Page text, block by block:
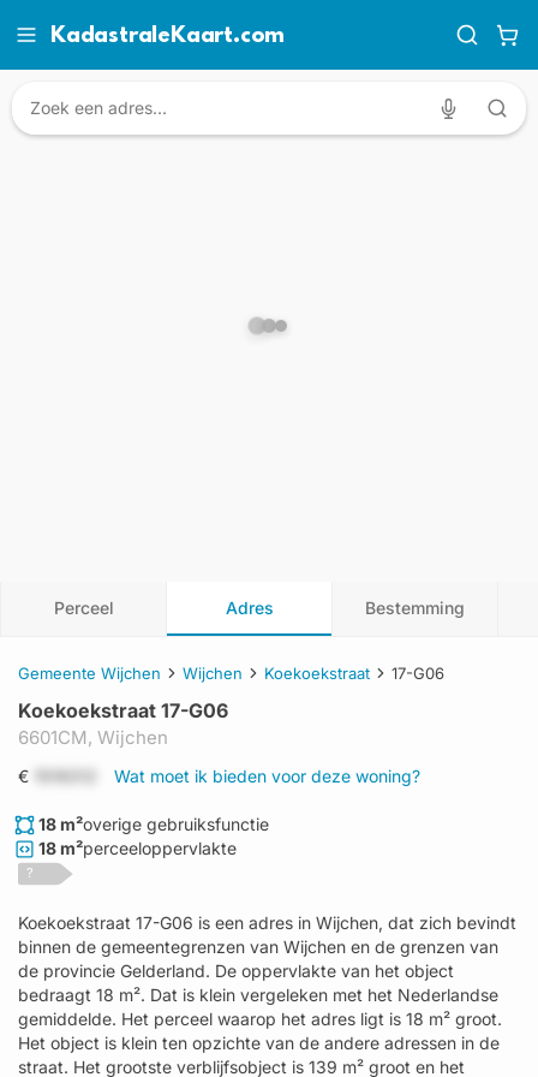
KadastraleKaart.com
Perceel Adres Bestemming
Gemeente Wijchen Wijchen Koekoekstraat 17-G06
Koekoekstraat 17-G06
6601CM, Wijchen
€ Wat moet ik bieden voor deze woning?
18 m²overige gebruiksfunctie
18 m²perceeloppervlakte
?
Koekoekstraat 17-G06 is een adres in Wijchen, dat zich bevindt
binnen de gemeentegrenzen van Wijchen en de grenzen van
de provincie Gelderland. De oppervlakte van het object
bedraagt 18 m². Dat is klein vergeleken met het Nederlandse
gemiddelde. Het perceel waarop het adres ligt is 18 m² groot.
Het object is klein ten opzichte van de andere adressen in de
straat. Het grootste verblijfsobject is 139 m² groot en het